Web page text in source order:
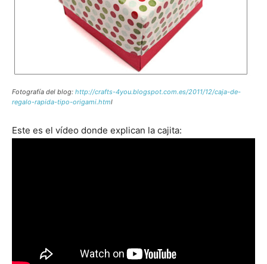
Fotografía del blog: http://crafts-4you.blogspot.com.es/2011/12/caja-de-
regalo-rapida-tipo-origami.html
Este es el vídeo donde explican la cajita: